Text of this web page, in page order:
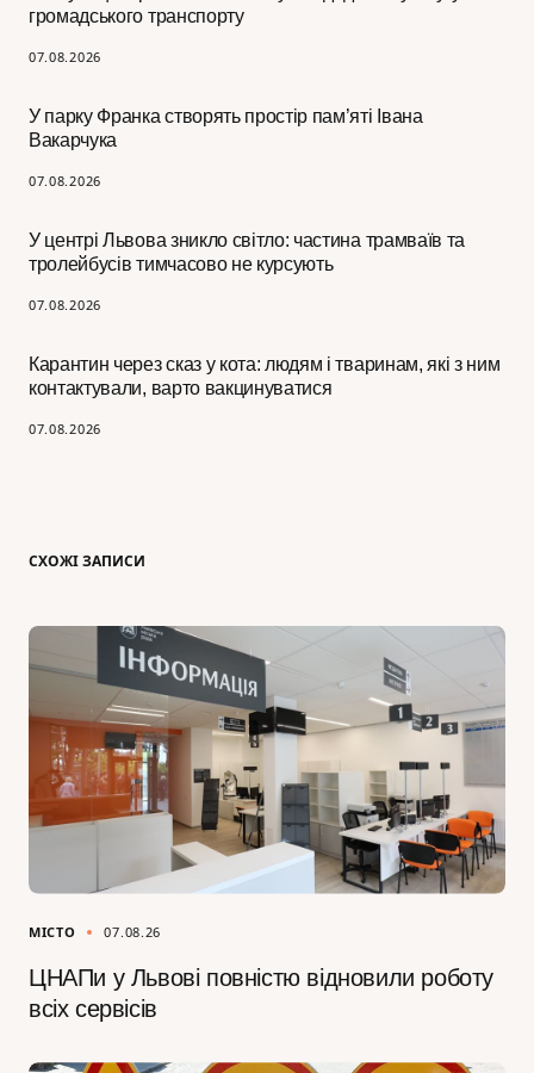
громадського транспорту
07.08.2026
У парку Франка створять простір пам’яті Івана
Вакарчука
07.08.2026
У центрі Львова зникло світло: частина трамваїв та
тролейбусів тимчасово не курсують
07.08.2026
Карантин через сказ у кота: людям і тваринам, які з ним
контактували, варто вакцинуватися
07.08.2026
СХОЖІ ЗАПИСИ
МІСТО 07.08.26
ЦНАПи у Львові повністю відновили роботу
всіх сервісів